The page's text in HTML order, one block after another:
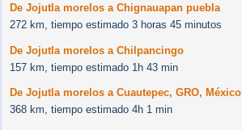
De Jojutla morelos a Chignauapan puebla
272 km, tiempo estimado 3 horas 45 minutos
De Jojutla morelos a Chilpancingo
157 km, tiempo estimado 1h 43 min
De Jojutla morelos a Cuautepec, GRO, México
368 km, tiempo estimado 4h 1 min